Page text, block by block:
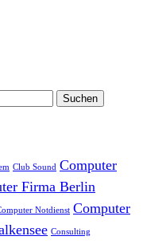
Club Sound Computer
Firma Berlin
Notdienst Computer
Consulting